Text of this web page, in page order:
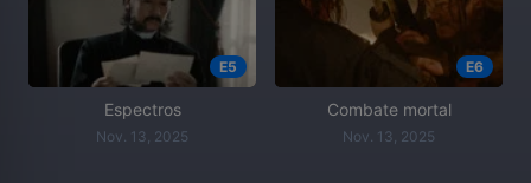
E5
Espectros
Nov. 13, 2025
E6
Combate mortal
Nov. 13, 2025